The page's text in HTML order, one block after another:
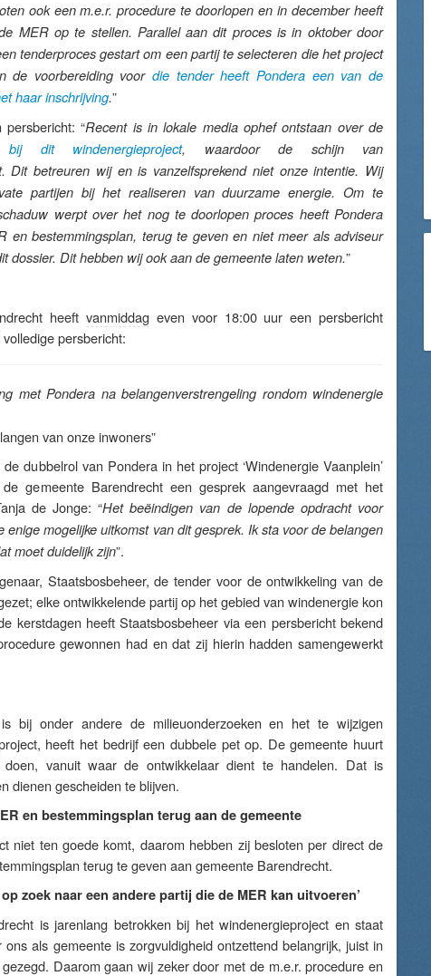
ook een m.e.r. procedure te doorlopen en in december heeft
MER op te stellen. Parallel aan dit proces is in oktober door
tenderproces gestart om een partij te selecteren die het project
de voorbereiding voordie tender heeft Pondera een van de
haar inschrijving.”
“Recent is in lokale media ophef ontstaan over de
dit windenergieproject, waardoor de schijn van
Dit betreuren wij en is vanzelfsprekend niet onze intentie. Wij
partijen bij het realiseren van duurzame energie. Om te
werpt over het nog te doorlopen proces heeft Pondera
en bestemmingsplan, terug te geven en niet meer als adviseur
dossier. Dit hebben wij ook aan de gemeente laten weten.”
heeft vanmiddag even voor 18:00 uur een persbericht
persbericht:
met Pondera na belangenverstrengeling rondom windenergie
van onze inwoners”
dubbelrol van Pondera in het project ‘Windenergie Vaanplein’
gemeente Barendrecht een gesprek aangevraagd met het
de Jonge: “Het beëindigen van de lopende opdracht voor
enige mogelijke uitkomst van dit gesprek. Ik sta voor de belangen
moet duidelijk zijn”.
Staatsbosbeheer, de tender voor de ontwikkeling van de
elke ontwikkelende partij op het gebied van windenergie kon
kerstdagen heeft Staatsbosbeheer via een persbericht bekend
gewonnen had en dat zij hierin hadden samengewerkt
bij onder andere de milieuonderzoeken en het te wijzigen
heeft het bedrijf een dubbele pet op. De gemeente huurt
vanuit waar de ontwikkelaar dient te handelen. Dat is
dienen gescheiden te blijven.
en bestemmingsplan terug aan de gemeente
niet ten goede komt, daarom hebben zij besloten per direct de
terug te geven aan gemeente Barendrecht.
zoek naar een andere partij die de MER kan uitvoeren’
is jarenlang betrokken bij het windenergieproject en staat
als gemeente is zorgvuldigheid ontzettend belangrijk, juist in
Daarom gaan wij zeker door met de m.e.r. procedure en